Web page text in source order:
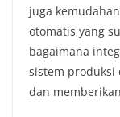
juga
otomatis yang
bagaimana
sistem produksi
dan